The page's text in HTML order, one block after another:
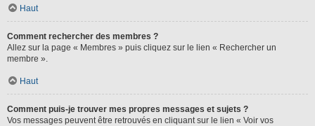
Haut
Comment rechercher des membres ?
Allez sur la page « Membres » puis cliquez sur le lien « Rechercher un
membre ».
Haut
Comment puis-je trouver mes propres messages et sujets ?
Vos messages peuvent être retrouvés en cliquant sur le lien « Voir vos